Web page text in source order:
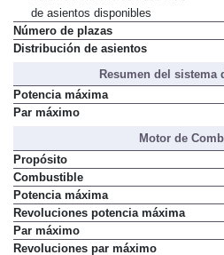
Volumen mínimo con dos filas
de asientos disponibles
Número de plazas
Resumen del sistema
Potencia máxima
Motor de
Propósito
Combustible
Potencia máxima
Revoluciones potencia máxima
Par máximo